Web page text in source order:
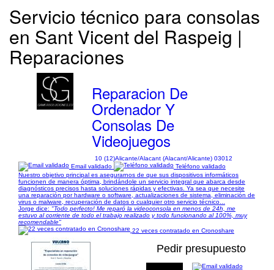
Servicio técnico para consolas
en Sant Vicent del Raspeig |
Reparaciones
Reparacion De
Ordenador Y
Consolas De
Videojuegos
10 (12)Alicante/Alacant (Alacant/Alicante) 03012
Email validado
Teléfono validado
Nuestro objetivo principal es asegurarnos de que sus dispositivos informáticos
funcionen de manera óptima, brindándole un servicio integral que abarca desde
diagnósticos precisos hasta soluciones rápidas y efectivas. Ya sea que necesite
una reparación por hardware o software, actualizaciones de sistema, eliminación de
virus o malware, recuperación de datos o cualquier otro servicio técnico...
Jorge dice: "Todo perfecto! Me reparó la videoconsola en menos de 24h, me
estuvo al corriente de todo el trabajo realizado y todo funcionando al 100%, muy
recomendable"
22 veces contratado en Cronoshare
Pedir presupuesto